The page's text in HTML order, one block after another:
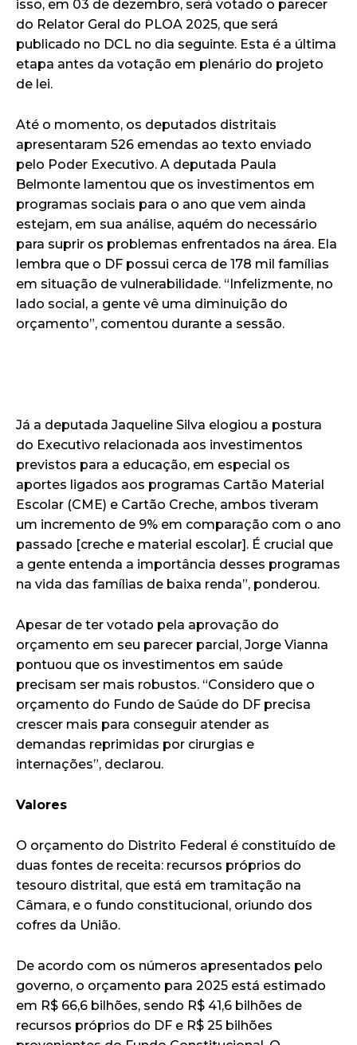
isso, em 03 de dezembro, será votado o parecer
do Relator Geral do PLOA 2025, que será
publicado no DCL no dia seguinte. Esta é a última
etapa antes da votação em plenário do projeto
de lei.
Até o momento, os deputados distritais
apresentaram 526 emendas ao texto enviado
pelo Poder Executivo. A deputada Paula
Belmonte lamentou que os investimentos em
programas sociais para o ano que vem ainda
estejam, em sua análise, aquém do necessário
para suprir os problemas enfrentados na área. Ela
lembra que o DF possui cerca de 178 mil famílias
em situação de vulnerabilidade. “Infelizmente, no
lado social, a gente vê uma diminuição do
orçamento”, comentou durante a sessão.
Já a deputada Jaqueline Silva elogiou a postura
do Executivo relacionada aos investimentos
previstos para a educação, em especial os
aportes ligados aos programas Cartão Material
Escolar (CME) e Cartão Creche, ambos tiveram
um incremento de 9% em comparação com o ano
passado [creche e material escolar]. É crucial que
a gente entenda a importância desses programas
na vida das famílias de baixa renda”, ponderou.
Apesar de ter votado pela aprovação do
orçamento em seu parecer parcial, Jorge Vianna
pontuou que os investimentos em saúde
precisam ser mais robustos. “Considero que o
orçamento do Fundo de Saúde do DF precisa
crescer mais para conseguir atender as
demandas reprimidas por cirurgias e
internações”, declarou.
Valores
O orçamento do Distrito Federal é constituído de
duas fontes de receita: recursos próprios do
tesouro distrital, que está em tramitação na
Câmara, e o fundo constitucional, oriundo dos
cofres da União.
De acordo com os números apresentados pelo
governo, o orçamento para 2025 está estimado
em R$ 66,6 bilhões, sendo R$ 41,6 bilhões de
recursos próprios do DF e R$ 25 bilhões